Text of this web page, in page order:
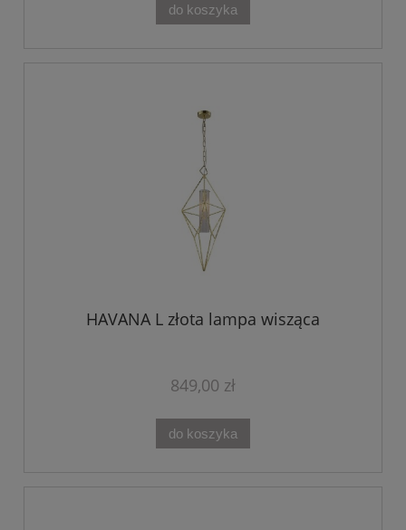
do koszyka
HAVANA L złota lampa wisząca
849,00 zł
do koszyka